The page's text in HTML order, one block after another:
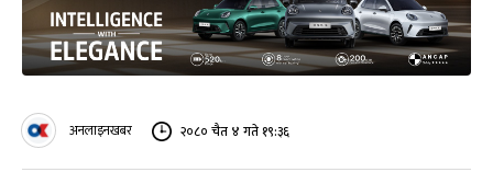
अनलाइनखबर २०८० चैत ४ गते १९:३६